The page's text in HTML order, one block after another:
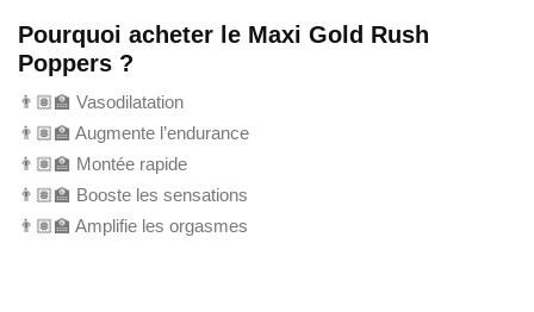
Pourquoi acheter le Maxi Gold Rush
Poppers ?
👨🏽‍🏫 Vasodilatation
👨🏽‍🏫 Augmente l’endurance
👨🏽‍🏫 Montée rapide
👨🏽‍🏫 Booste les sensations
👨🏽‍🏫 Amplifie les orgasmes